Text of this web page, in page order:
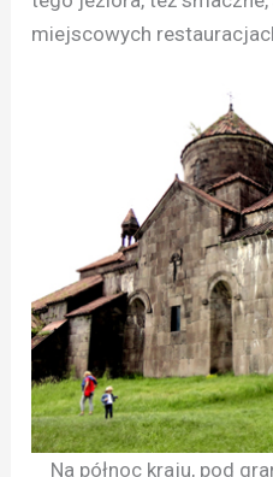
miejscowych
Na północ kraju, pod